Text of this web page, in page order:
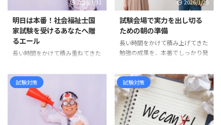
な例を紹介します。実習先によっ
から実習に行く方がイメージをつ
かむ参考になれば幸いです。 社
会福祉協議会での実習は、基本的
には職員と同じ時間帯で行われま
...
を過ごしている方も多いと思いま
で本当にお疲れさまでした、とい
うことです。 ボーダー付近にい
るということは、あなたは確実に
力を積み重ねてきたという証で
ん。 合格発表までの時間は、長
く ...
2026/1/31
明日は本番！社会福祉士国
家試験を受けるあなたへ贈
るエール
長い時間をかけて積み重ねてきた
う形で花を咲かせます。ここまで
の道のりを思い出してください。
初めてテキストを開いたときの緊
張、仕事や家庭と両立しながら夜
遅くまで続けた学習、模擬試験で
思うような結果が出ず落ち込んだ
2026/1/25
試験会場で実力を出し切る
ための朝の準備
長い時間をかけて積み上げてきた
勉強の成果を、本番でしっかり発
の過ごし方が大きく影響します。
どんなに知識を積み重ねても、当
日のコンディションが整っていな
ければ実力を出し切ることは難し
くなります。心身を最高の状態に
整え、不安や焦りを抑えて試験に
試験対策 試験対策